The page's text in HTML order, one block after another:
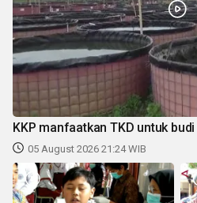
KKP manfaatkan TKD untuk
05 August 2026 21:24 WIB